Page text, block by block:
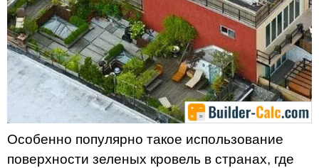
Особенно популярно такое использование
поверхности зеленых кровель в странах, где